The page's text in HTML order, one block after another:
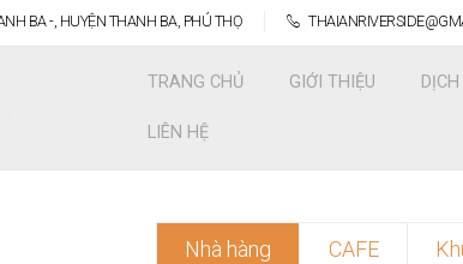
BA -, HUYỆN THANH BA, PHÚ THỌ
TRANG CHỦ GIỚI THIỆU
LIÊN HỆ
Nhà hàng CAFE